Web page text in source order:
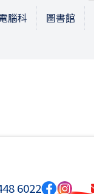
腦科 圖書館
6022